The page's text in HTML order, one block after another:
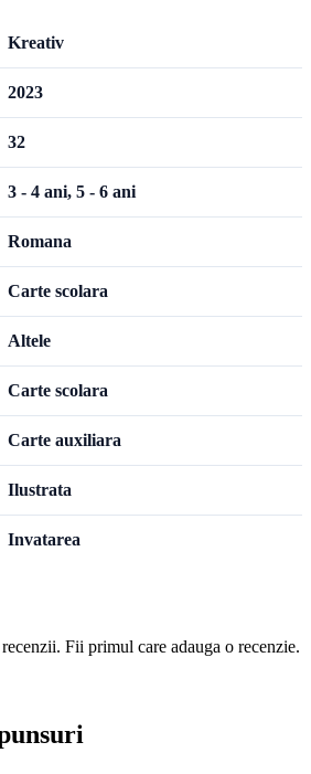
Kreativ
2023
32
3 - 4 ani, 5 - 6 ani
Romana
Carte scolara
Altele
Carte scolara
Carte auxiliara
Ilustrata
Invatarea
Fii primul care adauga o recenzie.